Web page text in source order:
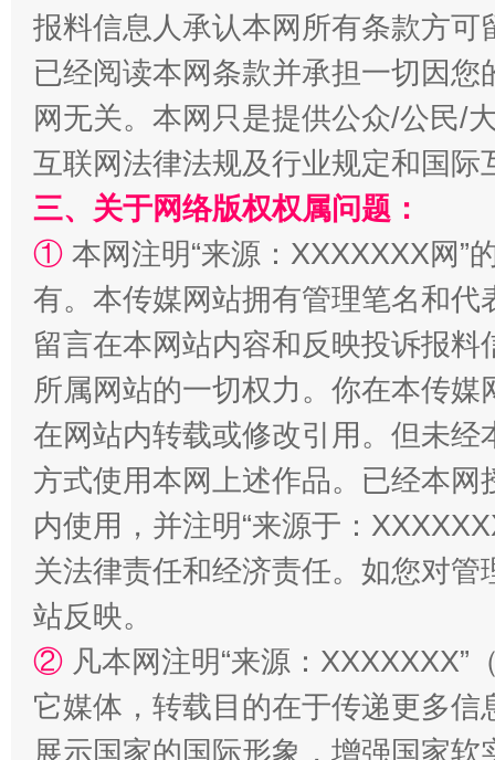
阿坝州三大球赛在茂县开幕
国家大学科技园优化重塑工作
报料信息人承认本网所有条款方
已经阅读本网条款并承担一切因
网无关。本网只是提供公众/公民/
互联网法律法规及行业规定和国
三、关于网络版权权属问题：
① 本网注明“来源：XXXXXXX网”
有。本传媒网站拥有管理笔名和
留言在本网站内容和反映投诉报
所属网站的一切权力。你在本传
在网站内转载或修改引用。但未
方式使用本网上述作品。已经本
内使用，并注明“来源于：
关法律责任和经济责任。如您对
站反映。
② 凡本网注明“来源：
它媒体，转载目的在于传递更多
展示国家的国际形象，增强国家